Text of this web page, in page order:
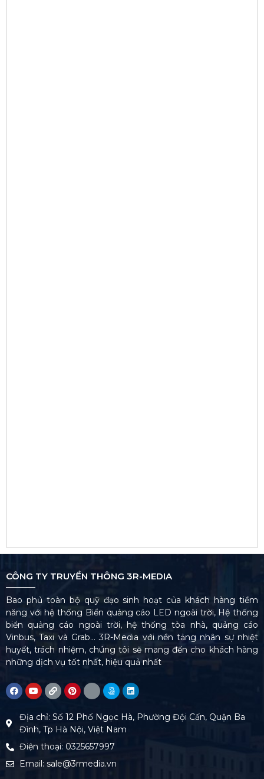
CÔNG TY TRUYỀN THÔNG 3R-MEDIA
Bao phủ toàn bộ quỹ đạo sinh hoạt của khách hàng tiềm
năng với hệ thống Biển quảng cáo LED ngoài trời, Hệ thống
biển quảng cáo ngoài trời, hệ thống tòa nhà, quảng cáo
Vinbus, Taxi và Grab… 3R-Media với nền tảng nhân sự nhiệt
huyết, trách nhiệm, chúng tôi sẽ mang đến cho khách hàng
những dịch vụ tốt nhất, hiệu quả nhất
Địa chỉ: Số 12 Phố Ngọc Hà, Phường Đội Cấn, Quận Ba
Đình, Tp Hà Nội, Việt Nam
Điện thoại: 0325657997
Email: sale@3rmedia.vn